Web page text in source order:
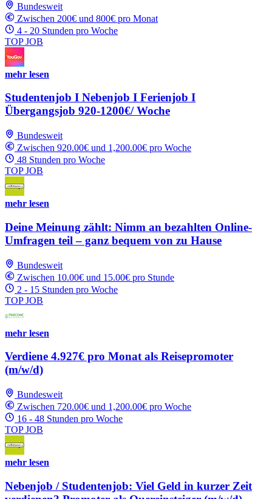
Bundesweit
Zwischen 200€ und 800€ pro Monat
4 - 20 Stunden pro Woche
TOP JOB
mehr lesen
Studentenjob I Nebenjob I Ferienjob I
Übergangsjob 920-1200€/ Woche
Bundesweit
Zwischen 920.00€ und 1,200.00€ pro Woche
48 Stunden pro Woche
TOP JOB
mehr lesen
Deine Meinung zählt: Nimm an bezahlten Online-
Umfragen teil – ganz bequem von zu Hause
Bundesweit
Zwischen 10.00€ und 15.00€ pro Stunde
2 - 15 Stunden pro Woche
TOP JOB
mehr lesen
Verdiene 4.927€ pro Monat als Reisepromoter
(m/w/d)
Bundesweit
Zwischen 720.00€ und 1,200.00€ pro Woche
16 - 48 Stunden pro Woche
TOP JOB
mehr lesen
Nebenjob / Studentenjob: Viel Geld in kurzer Zeit